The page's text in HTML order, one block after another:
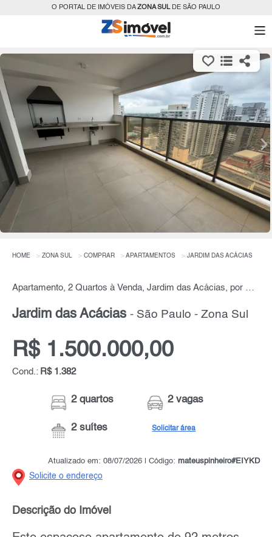
O PORTAL DE IMÓVEIS DAZONA SULDE SÃO PAULO
HOME ZONA SUL COMPRAR APARTAMENTOS JARDIM DAS ACÁCIAS
Apartamento, 2 Quartos à Venda, Jardim das Acácias, por R$ 1.500.000,00
Jardim das Acácias - São Paulo - Zona Sul
R$ 1.500.000,00
Cond.: R$ 1.382
2 quartos
2 suítes
2 vagas
Solicitar área
Atualizado em: 08/07/2026 | Código: mateuspinheiro#EIYKD
Solicite o endereço
Descrição do Imóvel